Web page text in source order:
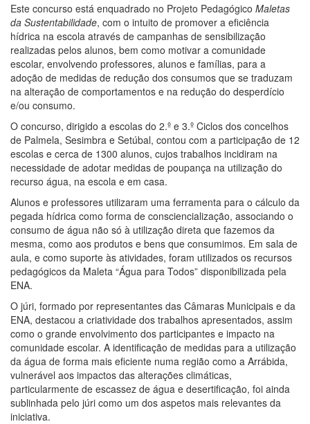
Este concurso está enquadrado no Projeto Pedagógico Maletas
da Sustentabilidade, com o intuito de promover a eficiência
hídrica na escola através de campanhas de sensibilização
realizadas pelos alunos, bem como motivar a comunidade
escolar, envolvendo professores, alunos e famílias, para a
adoção de medidas de redução dos consumos que se traduzam
na alteração de comportamentos e na redução do desperdício
e/ou consumo.
O concurso, dirigido a escolas do 2.º e 3.º Ciclos dos concelhos
de Palmela, Sesimbra e Setúbal, contou com a participação de 12
escolas e cerca de 1300 alunos, cujos trabalhos incidiram na
necessidade de adotar medidas de poupança na utilização do
recurso água, na escola e em casa.
Alunos e professores utilizaram uma ferramenta para o cálculo da
pegada hídrica como forma de consciencialização, associando o
consumo de água não só à utilização direta que fazemos da
mesma, como aos produtos e bens que consumimos. Em sala de
aula, e como suporte às atividades, foram utilizados os recursos
pedagógicos da Maleta “Água para Todos” disponibilizada pela
ENA.
O júri, formado por representantes das Câmaras Municipais e da
ENA, destacou a criatividade dos trabalhos apresentados, assim
como o grande envolvimento dos participantes e impacto na
comunidade escolar. A identificação de medidas para a utilização
da água de forma mais eficiente numa região como a Arrábida,
vulnerável aos impactos das alterações climáticas,
particularmente de escassez de água e desertificação, foi ainda
sublinhada pelo júri como um dos aspetos mais relevantes da
iniciativa.